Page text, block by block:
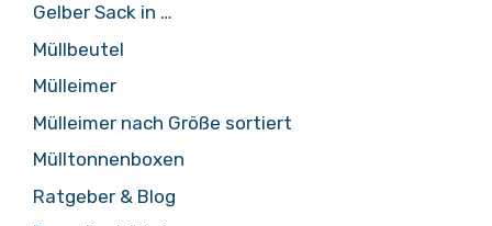
Gelber Sack in …
Müllbeutel
Mülleimer
Mülleimer nach Größe sortiert
Mülltonnenboxen
Ratgeber & Blog